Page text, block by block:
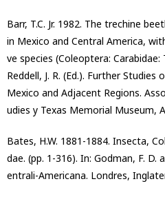
Barr, T.C. Jr. 1982. The trechine
in Mexico and Central America,
ve species (Coleoptera: Carabidae:
Reddell, J. R. (Ed.). Further
Mexico and Adjacent Regions.
udies y Texas Memorial Museum,
Bates, H.W. 1881-1884. Insecta,
dae. (pp. 1-316). In: Godman, F. D.
entrali-Americana. Londres,